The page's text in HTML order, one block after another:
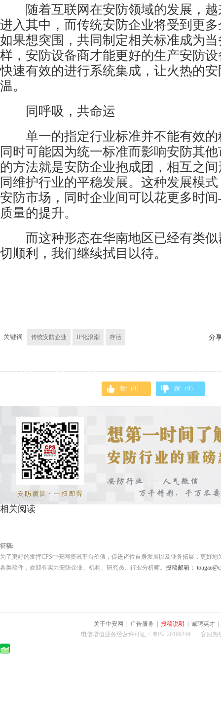
随着互联网在安防领域的发展，越
进入其中，而传统安防企业将受到更多
如果想突围，共同制定相关标准成为
样，安防设备商才能更好的生产安防
快速有效的进行系统集成，让火热的安
温。
同呼吸，共命运
单一的指定行业标准并不能有效的
同时可能因为统一标准而影响安防其
的方法就是安防企业抱成团，相互之
同维护行业的平稳发展。这种发展模
安防市场，同时企业间可以花更多时
质量的提升。
而这种形态在华南地区已经有类似
切顺利，我们继续拭目以待。
关键词 传统安防企业 IP化浪潮 存活 分
赞:（0） 踩:（0）
相关阅读
征稿:
为了更好的发挥CPS中安网资讯平台价值，促进诸位自身发展以及业务拓展，更好
各类稿件，欢迎有实力安防企业、机构、研究员、行业分析师。 投稿邮箱：
关于中安网 广告服务 投稿说明 诚聘英才
电信增值业务经营许可证：粤B2-20100259 客服